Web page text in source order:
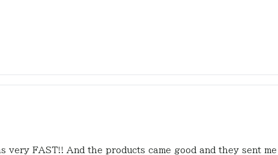
very FAST!! And the products came good and they sent